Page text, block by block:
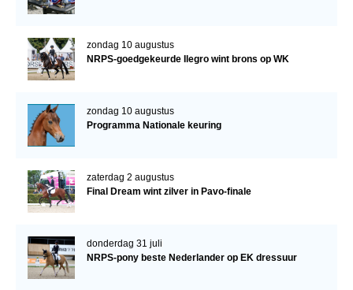
zondag 10 augustus
NRPS-goedgekeurde Ilegro wint brons op WK
zondag 10 augustus
Programma Nationale keuring
zaterdag 2 augustus
Final Dream wint zilver in Pavo-finale
donderdag 31 juli
NRPS-pony beste Nederlander op EK dressuur